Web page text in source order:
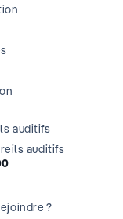
auditifs
auditifs
?